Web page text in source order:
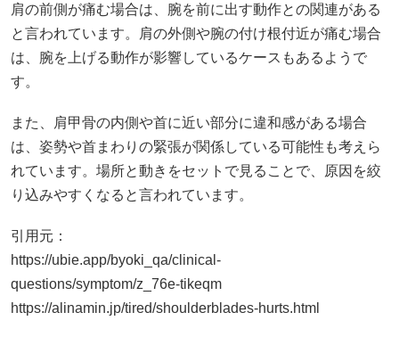
肩の前側が痛む場合は、腕を前に出す動作との関連がある
と言われています。肩の外側や腕の付け根付近が痛む場合
は、腕を上げる動作が影響しているケースもあるようで
す。
また、肩甲骨の内側や首に近い部分に違和感がある場合
は、姿勢や首まわりの緊張が関係している可能性も考えら
れています。場所と動きをセットで見ることで、原因を絞
り込みやすくなると言われています。
引用元：
https://ubie.app/byoki_qa/clinical-
questions/symptom/z_76e-tikeqm
https://alinamin.jp/tired/shoulderblades-hurts.html